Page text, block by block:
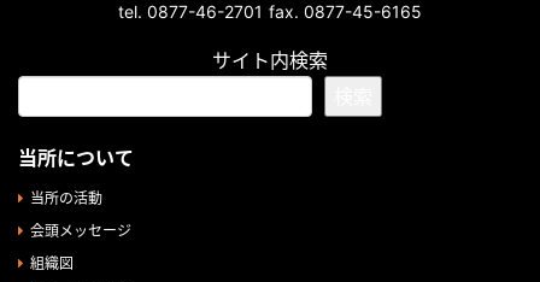
tel. 0877-46-2701 fax. 0877-45-6165
サイト内検索
当所について
当所の活動
会頭メッセージ
組織図